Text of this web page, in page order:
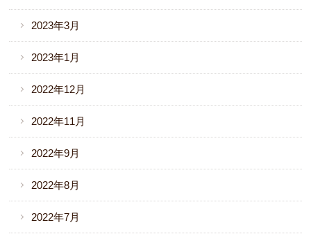
2023年3月
2023年1月
2022年12月
2022年11月
2022年9月
2022年8月
2022年7月